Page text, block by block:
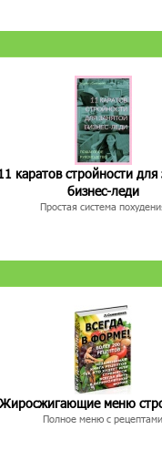
каратов стройности для
бизнес-леди
Простая система
Жиросжигающие меню
Полное меню с рецептами